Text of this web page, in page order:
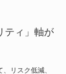
ティ」軸が
リスク低減、